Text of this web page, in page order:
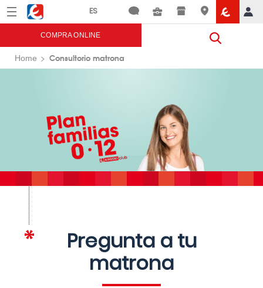
Menú Eroski
COMPRA ONLINE
Home Consultorio matrona
Pregunta a tu
matrona